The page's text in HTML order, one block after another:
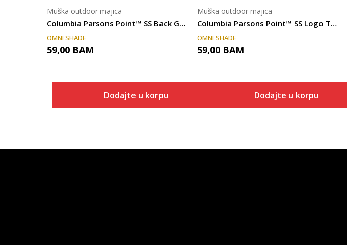
Columbia Parsons Point™ SS Back Graphic Tee
Muška outdoor majica
OMNI SHADE
59,00 BAM
Dodajte u korpu
Columbia Parsons Point™ SS Logo Tee
Muška outdoor majica
OMNI SHADE
59,00 BAM
Dodajte u korpu